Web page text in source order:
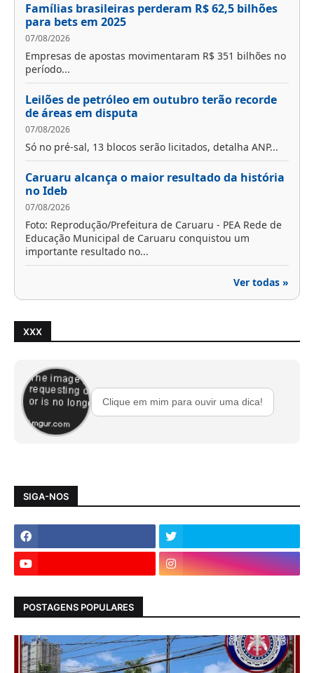
Famílias brasileiras perderam R$ 62,5 bilhões
para bets em 2025
07/08/2026
Empresas de apostas movimentaram R$ 351 bilhões no
período...
Leilões de petróleo em outubro terão recorde
de áreas em disputa
07/08/2026
Só no pré-sal, 13 blocos serão licitados, detalha ANP...
Caruaru alcança o maior resultado da história
no Ideb
07/08/2026
Foto: Reprodução/Prefeitura de Caruaru - PEA Rede de
Educação Municipal de Caruaru conquistou um
importante resultado no...
Ver todas »
XXX
Clique em mim para ouvir uma dica!
SIGA-NOS
POSTAGENS POPULARES